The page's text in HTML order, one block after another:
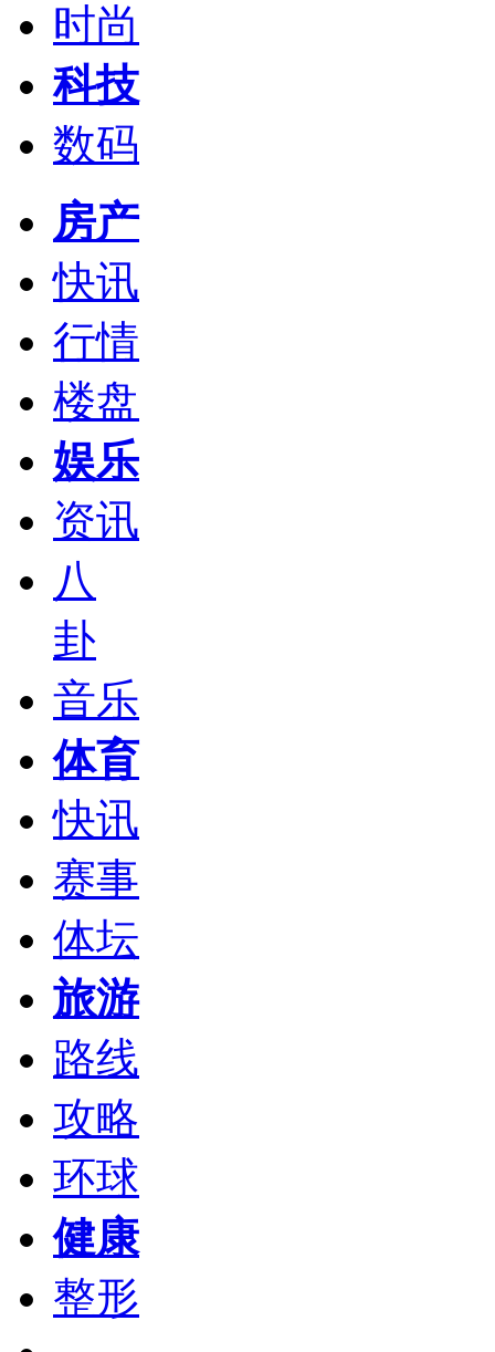
时尚
科技
数码
房产
快讯
行情
楼盘
娱乐
资讯
八
卦
音乐
体育
快讯
赛事
体坛
旅游
路线
攻略
环球
健康
整形